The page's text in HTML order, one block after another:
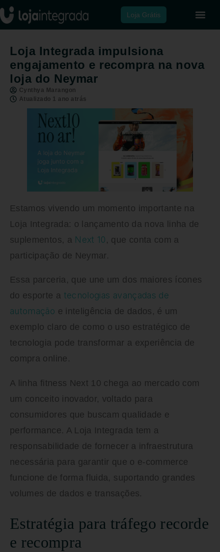
Loja Grátis
Loja Integrada impulsiona
engajamento e recompra na nova
loja do Neymar
Cynthya Marangon
Atualizado 1 ano atrás
Estamos vivendo um momento importante na
Loja Integrada: o lançamento da nova linha de
suplementos, a Next 10 , que conta com a
participação de Neymar.
Essa parceria, que une um dos maiores ícones
do esporte a tecnologias avançadas de
automação e inteligência de dados, é um
exemplo claro de como o uso estratégico de
tecnologia pode transformar a experiência de
compra online.
A linha fitness Next 10 chega ao mercado com
um conceito inovador, voltado para
consumidores que buscam qualidade e
performance. A Loja Integrada tem a
responsabilidade de fornecer a infraestrutura
necessária para garantir que o e-commerce
funcione de forma fluida, suportando grandes
volumes de dados e transações.
Estratégia para tráfego recorde
e recompra